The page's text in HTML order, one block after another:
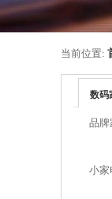
当前位置:
数码
品牌
小家